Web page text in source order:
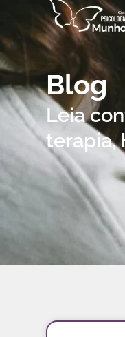
Blog
Leia
terapia,